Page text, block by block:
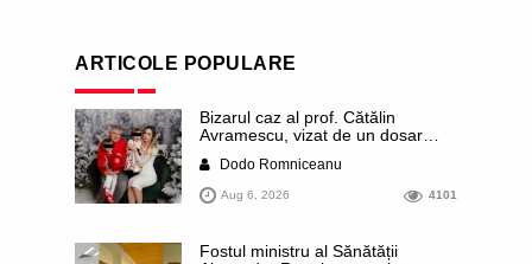
ARTICOLE POPULARE
Bizarul caz al prof. Cătălin
Avramescu, vizat de un dosar
infantilă”. Miroase a execuție
stalinistă. Cea mai imundă parte a
presei publică inclusiv documente
dezvăluite date ultra-personale
ale profesorului, inclusiv
Dodo Romniceanu
Aug 6, 2026 4101
Fostul ministru al Sănătății